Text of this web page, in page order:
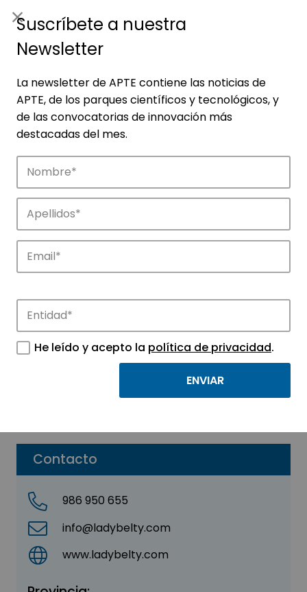
Empresas
Descubre las empresas que impulsan la
innovación en los parques de APTE.
Contacto
986 950 655
info@ladybelty.com
www.ladybelty.com
LADY BELTY SLU
INDUSTRIAL
Industria Manufacturera
Suscríbete a nuestra
Newsletter
La newsletter de APTE contiene las noticias de
APTE, de los parques científicos y tecnológicos, y
de las convocatorias de innovación más
destacadas del mes.
He leído y acepto la política de privacidad.